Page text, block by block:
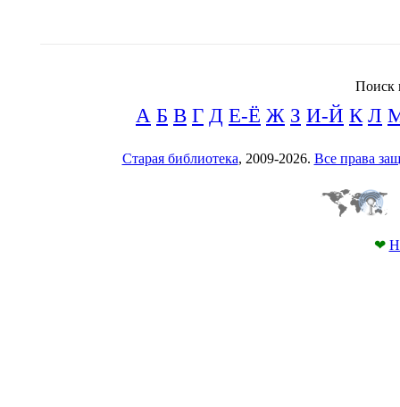
Поиск
А Б В Г Д Е-Ё Ж З И-Й К Л
Старая библиотека, 2009-2026. Все права
❤